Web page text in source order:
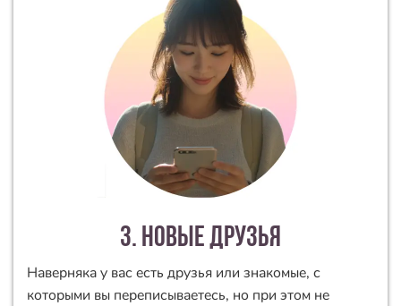
3. новые друзья
Наверняка у вас есть друзья или знакомые, с
которыми вы переписываетесь, но при этом не